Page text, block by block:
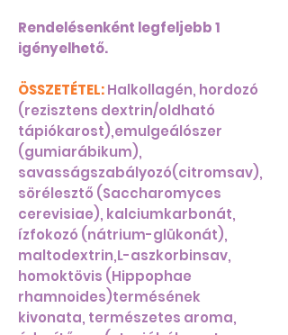
Rendelésenként legfeljebb 1
igényelhető.
ÖSSZETÉTEL:Halkollagén, hordozó
(rezisztens dextrin/oldható
tápiókarost),emulgeálószer
(gumiarábikum),
savasságszabályozó(citromsav),
sörélesztő (Saccharomyces
cerevisiae), kalciumkarbonát,
ízfokozó (nátrium-glükonát),
maltodextrin,L-aszkorbinsav,
homoktövis (Hippophae
rhamnoides)termésének
kivonata, természetes aroma,